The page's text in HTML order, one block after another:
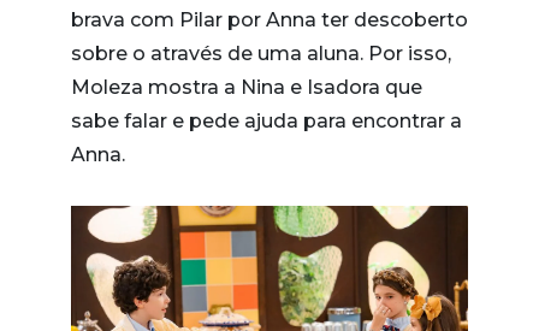
brava com Pilar por Anna ter descoberto
sobre o através de uma aluna. Por isso,
Moleza mostra a Nina e Isadora que
sabe falar e pede ajuda para encontrar a
Anna.